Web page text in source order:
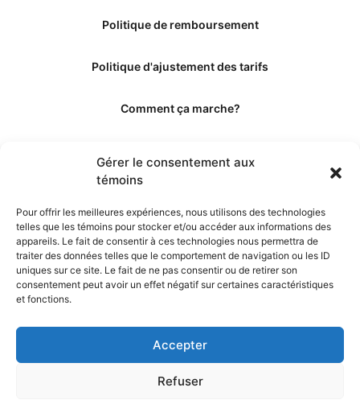
Gérer le consentement aux
témoins
Pour offrir les meilleures expériences, nous utilisons des technologies
telles que les témoins pour stocker et/ou accéder aux informations des
appareils. Le fait de consentir à ces technologies nous permettra de
traiter des données telles que le comportement de navigation ou les ID
uniques sur ce site. Le fait de ne pas consentir ou de retirer son
consentement peut avoir un effet négatif sur certaines caractéristiques
et fonctions.
Accepter
Refuser
Politique de remboursement
Politique d'ajustement des tarifs
Comment ça marche?
Les éditeurs
Les experts et collaborateurs